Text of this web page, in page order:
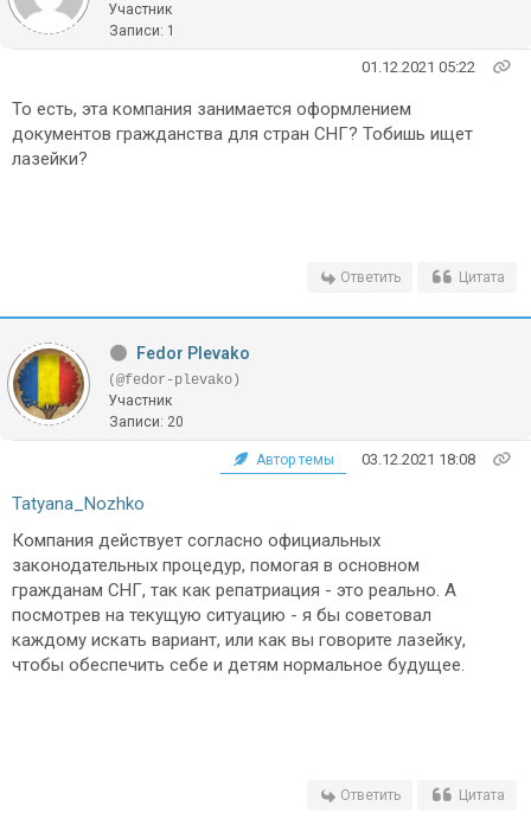
Участник
Записи: 1
01.12.2021 05:22
То есть, эта компания занимается оформлением
документов гражданства для стран СНГ? Тобишь ищет
лазейки?
Ответить Цитата
Fedor Plevako
(@fedor-plevako)
Участник
Записи: 20
Автор темы 03.12.2021 18:08
Tatyana_Nozhko
Компания действует согласно официальных
законодательных процедур, помогая в основном
гражданам СНГ, так как репатриация - это реально. А
посмотрев на текущую ситуацию - я бы советовал
каждому искать вариант, или как вы говорите лазейку,
чтобы обеспечить себе и детям нормальное будущее.
Ответить Цитата